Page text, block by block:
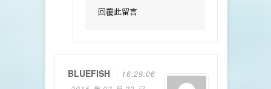
回覆此留言
BLUEFISH
16:29:06